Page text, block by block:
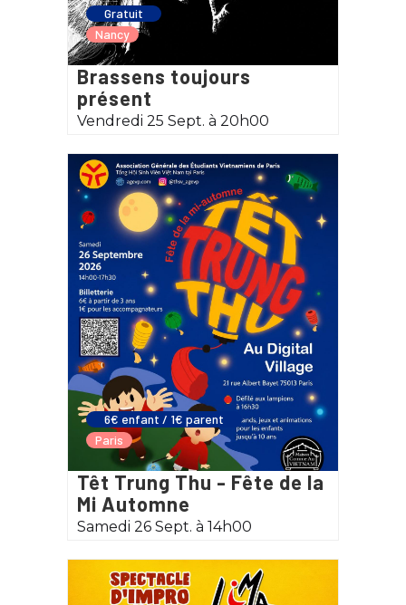
Gratuit
Nancy
Brassens toujours
présent
Vendredi 25 Sept. à 20h00
6€ enfant / 1€ parent
Paris
Têt Trung Thu - Fête de la
Mi Automne
Samedi 26 Sept. à 14h00